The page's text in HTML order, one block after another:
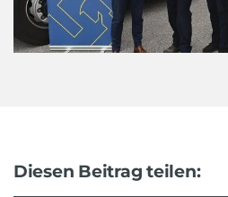
Diesen Beitrag teilen: